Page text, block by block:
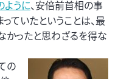
うに、安倍前首相の事
ていたということは、最
ったと思わざるを得な
の